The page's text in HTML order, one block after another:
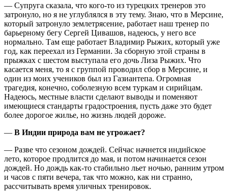
— Супруга сказала, что кого-то из турецких тренеров это
затронуло, но я не углублялся в эту тему. Знаю, что в Мерсине,
который затронуло землетрясение, работает наш тренер по
барьерному бегу Сергей Цивашов, надеюсь, у него все
нормально. Там еще работает Владимир Рыжих, который уже
год, как переехал из Германии. За сборную этой страны в
прыжках с шестом выступала его дочь Лиза Рыжих. Что
касается меня, то я с группой проводил сбор в Мерсине, и
один из моих учеников был из Газиантепа. Огромная
трагедия, конечно, соболезную всем туркам и сирийцам.
Надеюсь, местные власти сделают выводы и поменяют
имеющиеся стандарты градостроения, пусть даже это будет
более дорогое жилье, но жизнь людей дороже.
— В Индии природа вам не угрожает?
— Разве что сезоном дождей. Сейчас начнется индийское
лето, которое продлится до мая, и потом начинается сезон
дождей. Но дождь как-то стабильно льет ночью, ранним утром
и часов с пяти вечера, так что можно, как ни странно,
рассчитывать время уличных тренировок.